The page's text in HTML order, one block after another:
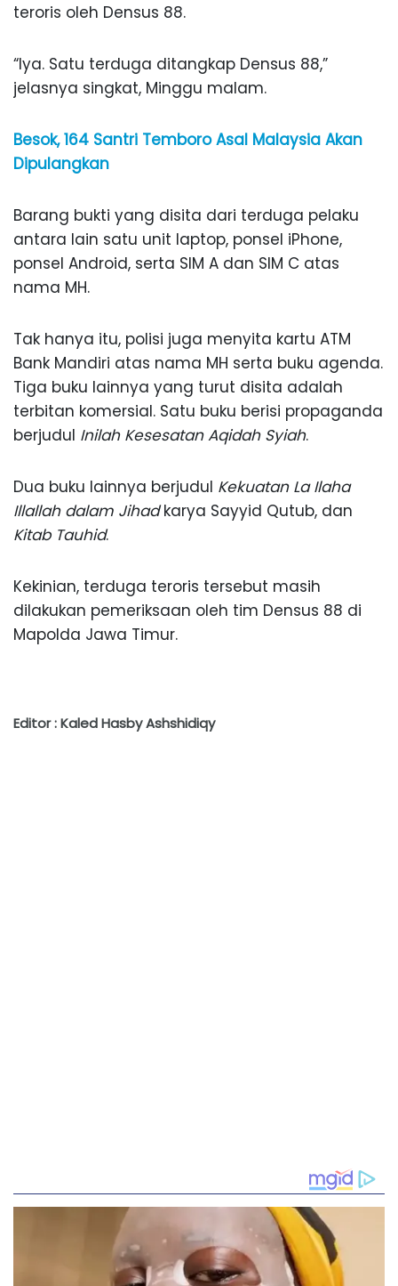
teroris oleh Densus 88.
“Iya. Satu terduga ditangkap Densus 88,”
jelasnya singkat, Minggu malam.
Besok, 164 Santri Temboro Asal Malaysia Akan
Dipulangkan
Barang bukti yang disita dari terduga pelaku
antara lain satu unit laptop, ponsel iPhone,
ponsel Android, serta SIM A dan SIM C atas
nama MH.
Tak hanya itu, polisi juga menyita kartu ATM
Bank Mandiri atas nama MH serta buku agenda.
Tiga buku lainnya yang turut disita adalah
terbitan komersial. Satu buku berisi propaganda
berjudul Inilah Kesesatan Aqidah Syiah.
Dua buku lainnya berjudul Kekuatan La Ilaha
Illallah dalam Jihadkarya Sayyid Qutub, dan
Kitab Tauhid.
Kekinian, terduga teroris tersebut masih
dilakukan pemeriksaan oleh tim Densus 88 di
Mapolda Jawa Timur.
Editor : Kaled Hasby Ashshidiqy